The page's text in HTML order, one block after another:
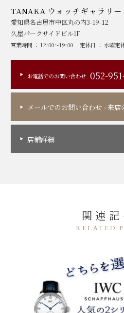
TANAKA ウォッチギャラリー
愛知県名古屋市中区丸の内3-19-12
久屋パークサイドビル1F
営業時間 ： 12:00～19:00 定休日 ： 水曜定
お電話でのお問い合わせ 052-
メールでのお問い合わせ ・来店
店舗詳細
関連記
RELATED